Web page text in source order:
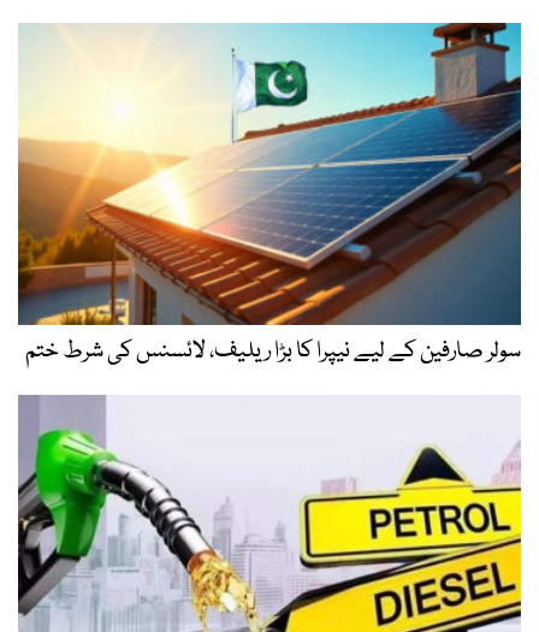
سولر صارفین کے لیے نیپرا کا بڑا ریلیف، لائسنس کی شرط ختم